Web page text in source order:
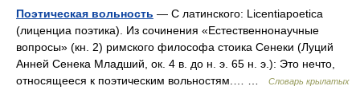
Поэтическая вольность — С латинского: Licentiapoetica
(лиценциа поэтика). Из сочинения «Естественнонаучные
вопросы» (кн. 2) римского философа стоика Сенеки (Луций
Анней Сенека Младший, ок. 4 в. до н. э. 65 н. э.): Это нечто,
относящееся к поэтическим вольностям.… …
Словарь крылатых